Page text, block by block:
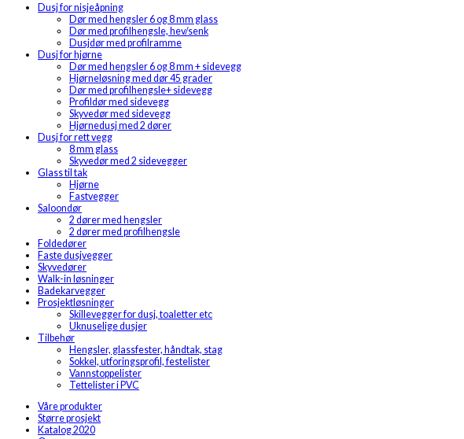
Dusj for nisjeåpning
Dør med hengsler 6 og 8 mm glass
Dør med profilhengsle, hev/senk
Dusjdør med profilramme
Dusj for hjørne
Dør med hengsler 6 og 8 mm + sidevegg
Hjørneløsning med dør 45 grader
Dør med profilhengsle+ sidevegg
Profildør med sidevegg
Skyvedør med sidevegg
Hjørnedusj med 2 dører
Dusj for rett vegg
8 mm glass
Skyvedør med 2 sidevegger
Glass til tak
Hjørne
Fastvegger
Saloondør
2 dører med hengsler
2 dører med profilhengsle
Foldedører
Faste dusjvegger
Skyvedører
Walk-in løsninger
Badekarvegger
Prosjektløsninger
Skillevegger for dusj, toaletter etc
Uknuselige dusjer
Tilbehør
Hengsler, glassfester, håndtak, stag
Sokkel, utforingsprofil, festelister
Vannstoppelister
Tettelister i PVC
Våre produkter
Større prosjekt
Katalog 2020